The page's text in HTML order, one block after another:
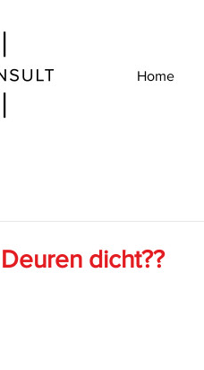
Home
Deuren dicht??